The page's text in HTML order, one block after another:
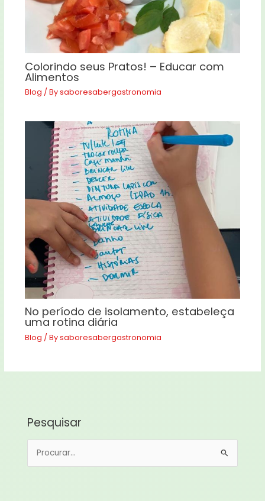
Colorindo seus Pratos! – Educar com
Alimentos
Blog / Bysaboresabergastronomia
No período de isolamento, estabeleça
uma rotina diária
Blog / Bysaboresabergastronomia
Pesquisar